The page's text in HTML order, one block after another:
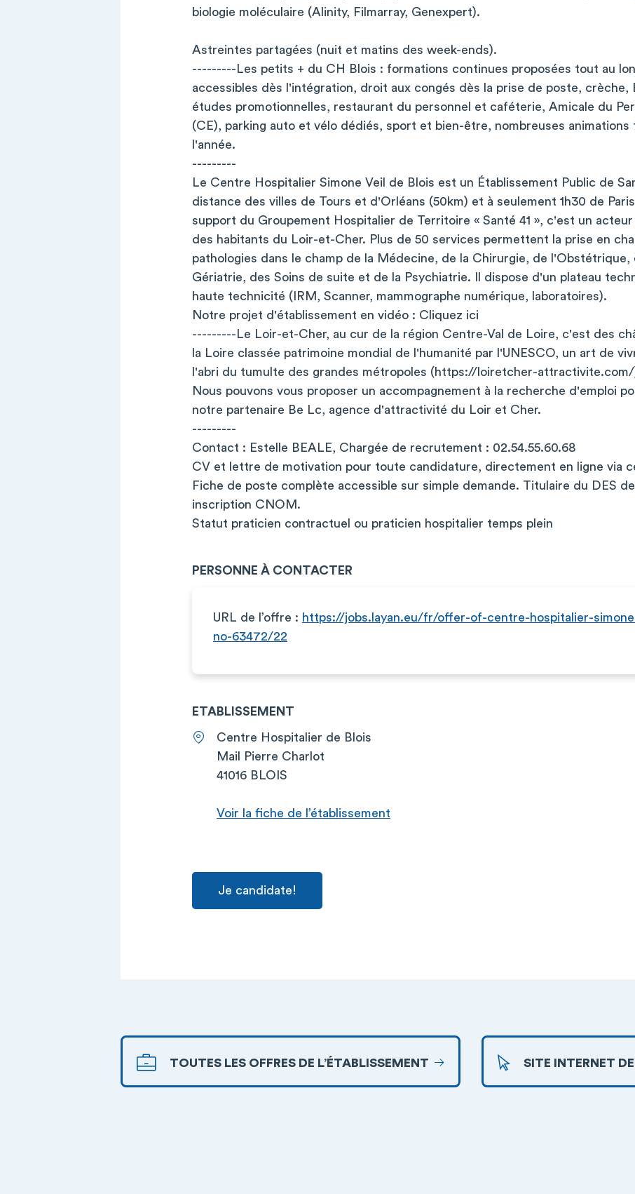
biologie moléculaire (Alinity, Filmarray, Genexpert).
Astreintes partagées (nuit et matins des week-ends).
---------Les petits + du CH Blois : formations continues proposées tout au
accessibles dès l'intégration, droit aux congés dès la prise de poste, crèche,
études promotionnelles, restaurant du personnel et caféterie, Amicale du
(CE), parking auto et vélo dédiés, sport et bien-être, nombreuses animations
l'année.
---------
Le Centre Hospitalier Simone Veil de Blois est un Établissement Public de
distance des villes de Tours et d'Orléans (50km) et à seulement 1h30 de
support du Groupement Hospitalier de Territoire « Santé 41 », c'est un
des habitants du Loir-et-Cher. Plus de 50 services permettent la prise en
pathologies dans le champ de la Médecine, de la Chirurgie, de l'Obstétrique,
Gériatrie, des Soins de suite et de la Psychiatrie. Il dispose d'un plateau
haute technicité (IRM, Scanner, mammographe numérique, laboratoires).
Notre projet d'établissement en vidéo : Cliquez ici
---------Le Loir-et-Cher, au cur de la région Centre-Val de Loire, c'est des
la Loire classée patrimoine mondial de l'humanité par l'UNESCO, un art de
l'abri du tumulte des grandes métropoles (https://loiretcher-
Nous pouvons vous proposer un accompagnement à la recherche d'emploi
notre partenaire Be Lc, agence d'attractivité du Loir et Cher.
---------
Contact : Estelle BEALE, Chargée de recrutement : 02.54.55.60.68
CV et lettre de motivation pour toute candidature, directement en ligne via
Fiche de poste complète accessible sur simple demande. Titulaire du DES
inscription CNOM.
Statut praticien contractuel ou praticien hospitalier temps plein
PERSONNE À CONTACTER
URL de l’offre : https://jobs.layan.eu/fr/offer-of-centre-hospitalier-
no-63472/22
ETABLISSEMENT
Centre Hospitalier de Blois
Mail Pierre Charlot
41016 BLOIS
Voir la fiche de l’établissement
Je candidate!
TOUTES LES OFFRES DE L’ÉTABLISSEMENT SITE INTERNET